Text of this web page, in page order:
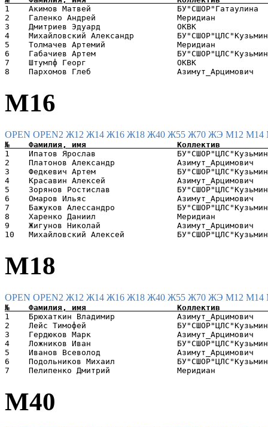
1    Акимов Матвей
2    Галенко Андрей                 Меридиан
3    Дмитриев Эдуард                ОКВК
4    Михайловский Александр
5    Толмачев Артемий               Меридиан
6    Габачиев Артем
7    Штумпф Георг                   ОКВК
М16
OPEN OPEN2 Ж12 Ж14 Ж16 Ж18 Ж40 Ж55 Ж70 ЖЭ М12 М14
1    Ипатов Ярослав
2    Платонов Александр
3    Федкевич Артем
4    Красавин Алексей
5    Зорянов Ростислав
6    Омаров Ильяс
7    Бажуков Алессандро
8    Харенко Даниил                 Меридиан
9    Жигунов Николай
М18
OPEN OPEN2 Ж12 Ж14 Ж16 Ж18 Ж40 Ж55 Ж70 ЖЭ М12 М14
1    Брюхаткин Владимир
2    Лейс Тимофей
3    Гердюков Марк
4    Ложников Иван
5    Иванов Всеволод
6    Подольников Михаил
М40